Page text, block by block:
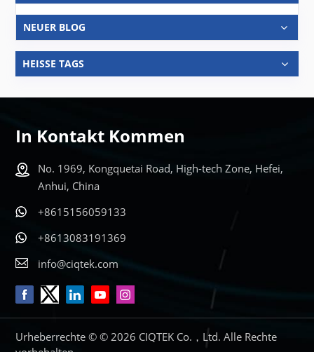
NEUER BLOG
HEISSE TAGS
In Kontakt Kommen
No. 1969, Kongquetai Road, High-tech Zone, Hefei,
Anhui, China
+8615156059133
+8613083191369
info@ciqtek.com
Urheberrechte © © 2026 CIQTEK Co.，Ltd. Alle Rechte